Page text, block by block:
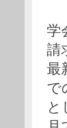
学
請
最
で
と